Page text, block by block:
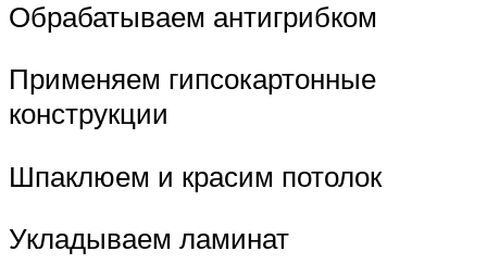
Обрабатываем антигрибком
Применяем гипсокартонные
конструкции
Шпаклюем и красим потолок
Укладываем ламинат